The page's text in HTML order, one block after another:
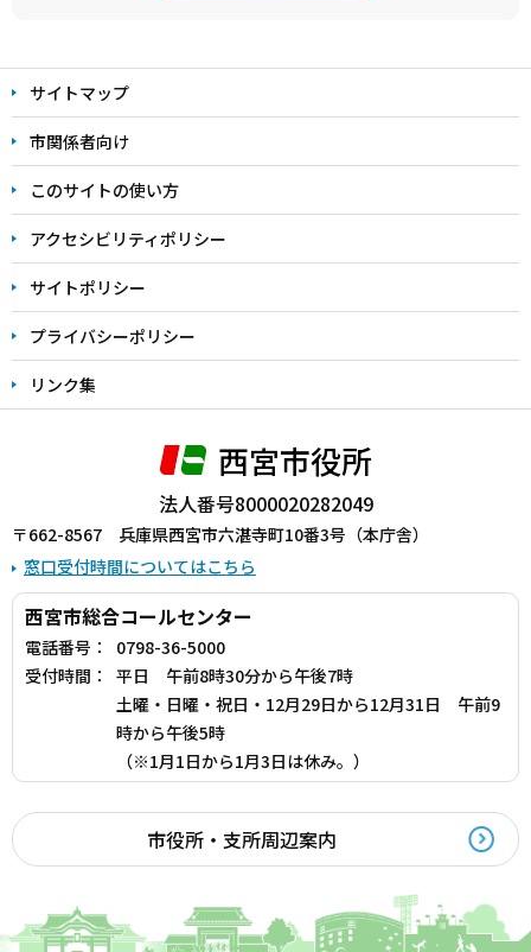
文
こ
こ
ま
で
サイトマップ
市関係者向け
このサイトの使い方
アクセシビリティポリシー
サイトポリシー
プライバシーポリシー
リンク集
西宮市役所
法人番号8000020282049
〒662-8567 兵庫県西宮市六湛寺町10番3号（本庁舎）
窓口受付時間についてはこちら
西宮市総合コールセンター
電話番号：
0798-36-5000
受付時間：
平日 午前8時30分から午後7時
土曜・日曜・祝日・12月29日から12月31日 午前9
時から午後5時
（※1月1日から1月3日は休み。）
市役所・支所周辺案内